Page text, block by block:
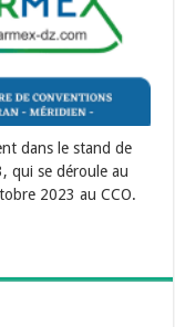
dans le stand de
qui se déroule au
2023 au CCO.